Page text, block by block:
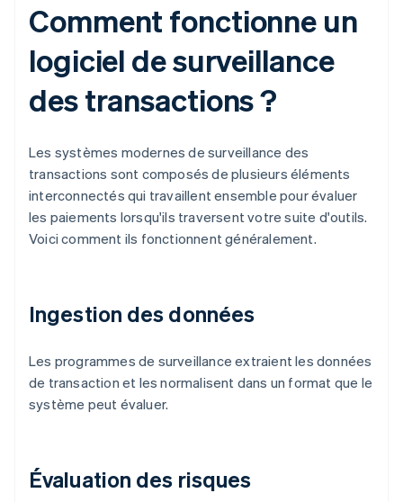
Comment fonctionne un
logiciel de surveillance
des transactions ?
Les systèmes modernes de surveillance des
transactions sont composés de plusieurs éléments
interconnectés qui travaillent ensemble pour évaluer
les paiements lorsqu'ils traversent votre suite d'outils.
Voici comment ils fonctionnent généralement.
Ingestion des données
Les programmes de surveillance extraient les données
de transaction et les normalisent dans un format que le
système peut évaluer.
Évaluation des risques